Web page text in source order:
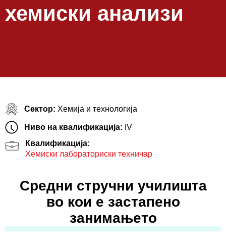
хемиски анализи
Сектор: Хемија и технологија
Ниво на квалификација: IV
Квалификација:
Хемиски лабораториски техничар
Средни стручни училишта
во кои е застапено
занимањето